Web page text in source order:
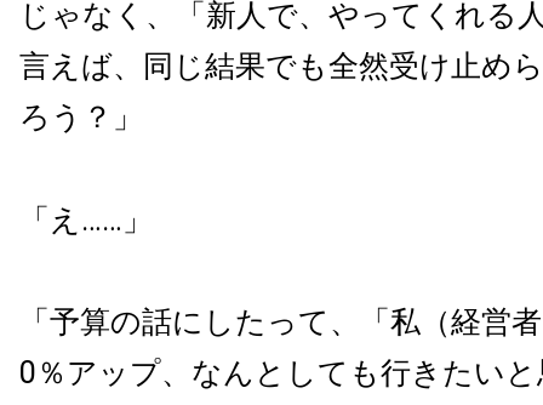
じゃなく、「新人で、やってくれる
言えば、同じ結果でも全然受け止め
ろう？」
「え……」
「予算の話にしたって、「私（経営
0％アップ、なんとしても行きたい